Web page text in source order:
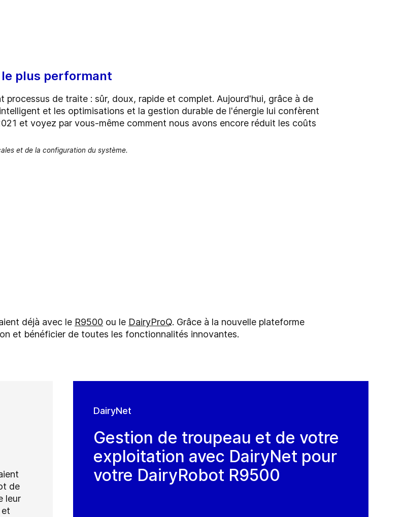
le plus performant
processus de traite : sûr, doux, rapide et complet. Aujourd'hui, grâce à de
et les optimisations et la gestion durable de l'énergie lui confèrent
et voyez par vous-même comment nous avons encore réduit les coûts
et de la configuration du système.
déjà avec le R9500 ou le DairyProQ. Grâce à la nouvelle plateforme
et bénéficier de toutes les fonctionnalités innovantes.
de
leur
DairyNet
Gestion de troupeau et de votre
exploitation avec DairyNet pour
votre DairyRobot R9500